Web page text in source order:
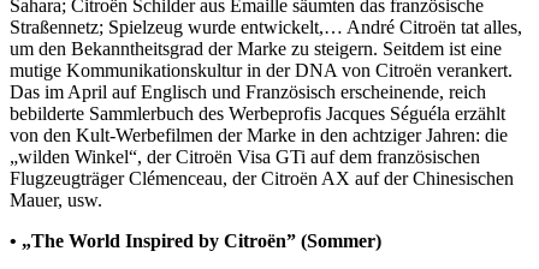
Sahara; Citroën Schilder aus Emaille säumten das französische
Straßennetz; Spielzeug wurde entwickelt,… André Citroën tat alles,
um den Bekanntheitsgrad der Marke zu steigern. Seitdem ist eine
mutige Kommunikationskultur in der DNA von Citroën verankert.
Das im April auf Englisch und Französisch erscheinende, reich
bebilderte Sammlerbuch des Werbeprofis Jacques Séguéla erzählt
von den Kult-Werbefilmen der Marke in den achtziger Jahren: die
„wilden Winkel“, der Citroën Visa GTi auf dem französischen
Flugzeugträger Clémenceau, der Citroën AX auf der Chinesischen
Mauer, usw.
• „The World Inspired by Citroën” (Sommer)